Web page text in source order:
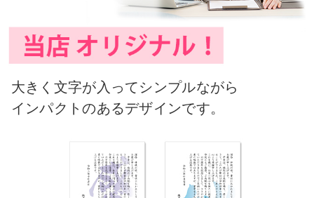
大きく文字が入ってシンプルながら
インパクトのあるデザインです。